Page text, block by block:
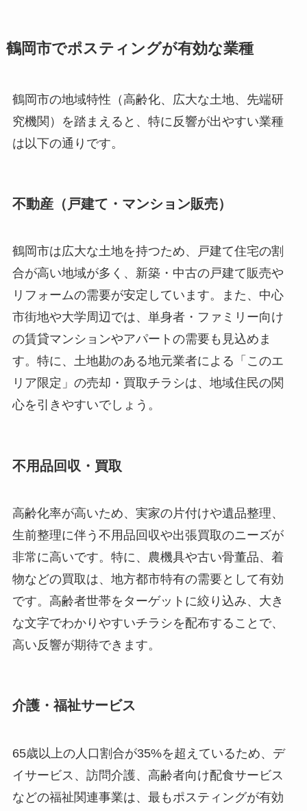
鶴岡市でポスティングが有効な業種
鶴岡市の地域特性（高齢化、広大な土地、先端研
究機関）を踏まえると、特に反響が出やすい業種
は以下の通りです。
不動産（戸建て・マンション販売）
鶴岡市は広大な土地を持つため、戸建て住宅の割
合が高い地域が多く、新築・中古の戸建て販売や
リフォームの需要が安定しています。また、中心
市街地や大学周辺では、単身者・ファミリー向け
の賃貸マンションやアパートの需要も見込めま
す。特に、土地勘のある地元業者による「このエ
リア限定」の売却・買取チラシは、地域住民の関
心を引きやすいでしょう。
不用品回収・買取
高齢化率が高いため、実家の片付けや遺品整理、
生前整理に伴う不用品回収や出張買取のニーズが
非常に高いです。特に、農機具や古い骨董品、着
物などの買取は、地方都市特有の需要として有効
です。高齢者世帯をターゲットに絞り込み、大き
な文字でわかりやすいチラシを配布することで、
高い反響が期待できます。
介護・福祉サービス
65歳以上の人口割合が35%を超えているため、デ
イサービス、訪問介護、高齢者向け配食サービス
などの福祉関連事業は、最もポスティングが有効